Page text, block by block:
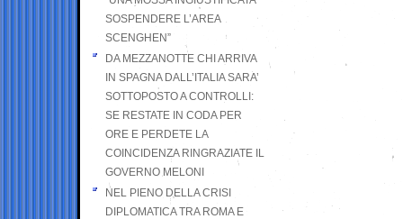
SOSPENDERE L’AREA
SCENGHEN”
DA MEZZANOTTE CHI ARRIVA
IN SPAGNA DALL’ITALIA SARA’
SOTTOPOSTO A CONTROLLI:
SE RESTATE IN CODA PER
ORE E PERDETE LA
COINCIDENZA RINGRAZIATE IL
GOVERNO MELONI
NEL PIENO DELLA CRISI
DIPLOMATICA TRA ROMA E